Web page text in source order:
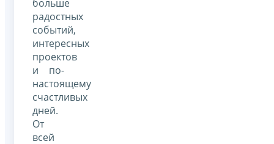
больше
радостных
событий,
интересных
проектов
и по-
настоящему
счастливых
дней.
От
всей